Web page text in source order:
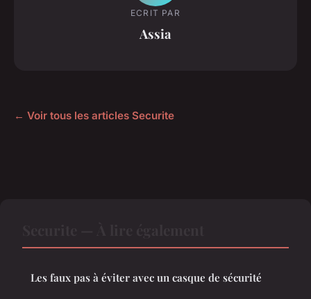
ECRIT PAR
Assia
← Voir tous les articles Securite
Les faux pas à éviter avec un casque de sécurité